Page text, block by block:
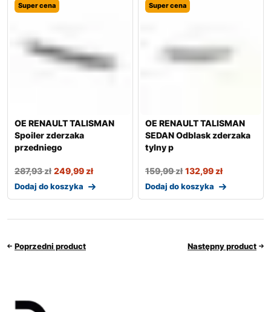
Super cena
OE RENAULT TALISMAN
Spoiler zderzaka
przedniego
287,93zł 249,99zł
Dodaj do koszyka
Super cena
OE RENAULT TALISMAN
SEDAN Odblask zderzaka
tylny p
159,99zł 132,99zł
Dodaj do koszyka
Poprzedni product Następny product